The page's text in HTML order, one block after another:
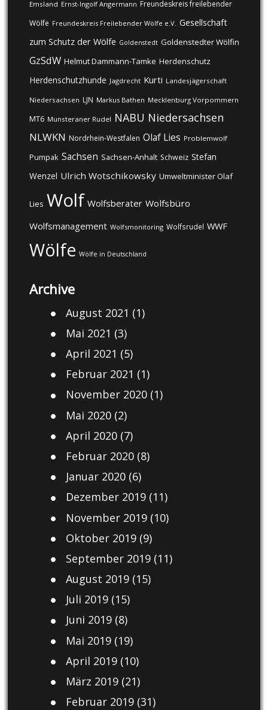
Emsland Ernst-Ingolf Angermann Freundeskreis freilebender
Wölfe Freundeskreis Freilebender Wölfe e.V. Gesellschaft
zum Schutz der Wölfe Goldenstedt Goldenstedter Wölfin
GzSdW Helmut Dammann-Tamke Herdenschutz
Herdenschutzhunde Jagdrecht Kurti Landesjägerschaft
Niedersachsen LJN Markus Bathen Mecklenburg Vorpommern
MT6 Munsteraner Rudel NABU Niedersachsen
NLWKN Nordrhein-Westfalen Olaf Lies Problemwolf
Pumpak Sachsen Sachsen-Anhalt Schweiz Stefan
Wenzel Ulrich Wotschikowsky Umweltminister Olaf
Lies Wolf Wolfsberater Wolfsbüro
Wolfsmanagement Wolfsmonitoring Wolfsrudel WWF
Wölfe Wölfe in Deutschland
Archive
August 2021 (1)
Mai 2021 (3)
April 2021 (5)
Februar 2021 (1)
November 2020(1)
Mai 2020(2)
April 2020(7)
Februar 2020(8)
Januar 2020(6)
Dezember 2019(11)
November 2019(10)
Oktober 2019(9)
September 2019(11)
August 2019(15)
Juli 2019(15)
Juni 2019(8)
Mai 2019(19)
April 2019(10)
März 2019(21)
Februar 2019(31)